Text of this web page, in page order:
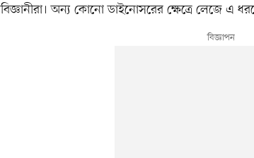
বিজ্ঞানীরা। অন্য কোনো ডাইনোসরের ক্ষেত্রে লেজে এ